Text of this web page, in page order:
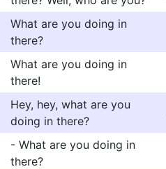
What are you doing in
there?
What are you doing in
there!
Hey, hey, what are you
doing in there?
- What are you doing in
there?